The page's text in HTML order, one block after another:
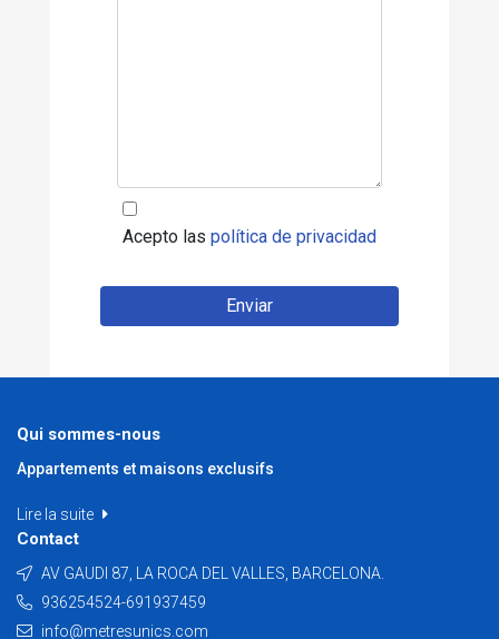
Acepto las política de privacidad
Enviar
Qui sommes-nous
Appartements et maisons exclusifs
Lire la suite
Contact
AV GAUDI 87, LA ROCA DEL VALLES, BARCELONA.
936254524-691937459
info@metresunics.com